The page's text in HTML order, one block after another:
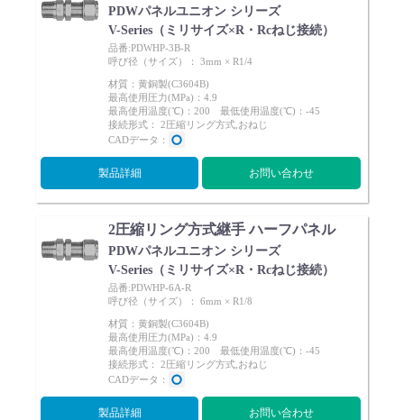
PDWパネルユニオン シリーズ
V-Series（ミリサイズ×R・Rcねじ接続）
品番:PDWHP-3B-R
呼び径（サイズ）： 3mm × R1/4
材質：黄銅製(C3604B)
最高使用圧力(MPa)：4.9
最高使用温度(℃)：200 最低使用温度(℃)：-45
接続形式： 2圧縮リング方式,おねじ
CADデータ：
製品詳細 お問い合わせ
2圧縮リング方式継手 ハーフパネル
PDWパネルユニオン シリーズ
V-Series（ミリサイズ×R・Rcねじ接続）
品番:PDWHP-6A-R
呼び径（サイズ）： 6mm × R1/8
材質：黄銅製(C3604B)
最高使用圧力(MPa)：4.9
最高使用温度(℃)：200 最低使用温度(℃)：-45
接続形式： 2圧縮リング方式,おねじ
CADデータ：
製品詳細 お問い合わせ